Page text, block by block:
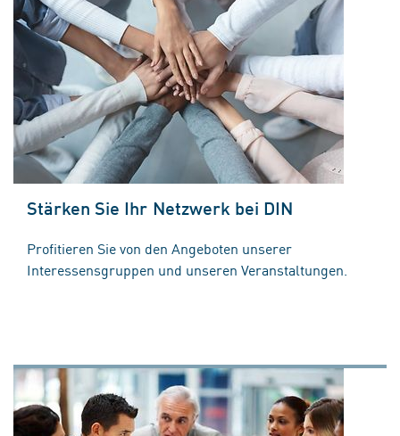
Stärken Sie Ihr Netzwerk bei DIN
Profitieren Sie von den Angeboten unserer
Interessensgruppen und unseren Veranstaltungen.